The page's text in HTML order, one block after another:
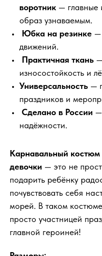
воротник — главные
образ узнаваемым.
Юбка на резинке —
движений.
Практичная ткань
износостойкость и
Универсальность —
праздников и
Сделано в России —
надёжности.
Карнавальный
девочки — это не
подарить ребёнку
почувствовать себя
морей. В таком
просто участницей
главной героиней!